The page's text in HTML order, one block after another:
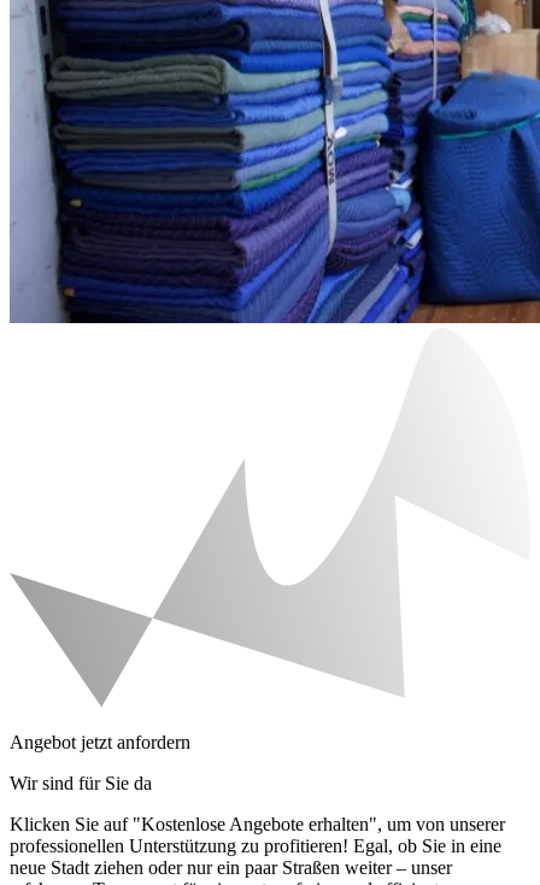
Angebot jetzt anfordern
Wir sind für Sie da
Klicken Sie auf "Kostenlose Angebote erhalten", um von unserer
professionellen Unterstützung zu profitieren! Egal, ob Sie in eine
neue Stadt ziehen oder nur ein paar Straßen weiter – unser